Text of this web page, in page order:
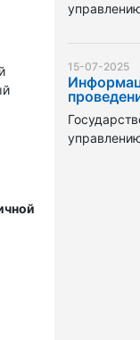
15-07-2025